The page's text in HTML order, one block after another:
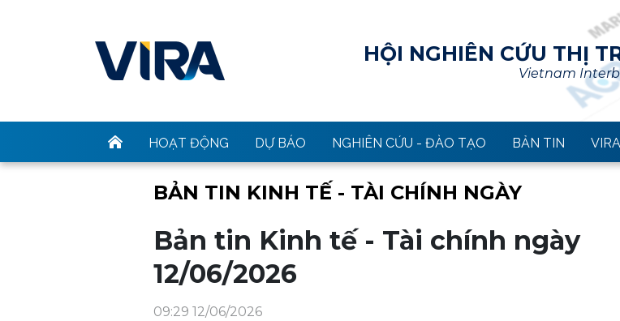
HỘI NGHIÊN CỨU THỊ
Vietnam
HOẠT ĐỘNG DỰ BÁO NGHIÊN CỨU - ĐÀO TẠO BẢN TIN VIRA
BẢN TIN KINH TẾ - TÀI CHÍNH NGÀY
Bản tin Kinh tế - Tài chính ngày
12/06/2026
09:29 12/06/2026